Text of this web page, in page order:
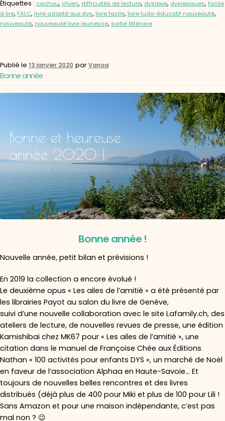
Étiquettes : cachou, chien, difficultés de lecture, dyslexie, dyslexiques, facile
à lire, FALC, livre adapté aux dys, livre facile, livre ludo-éducatif nouveauté,
nouveauté, nouveauté livre jeunesse, sortie littéraire
Publié le 13 janvier 2020 parVanoa
Bonne année
Bonne année !
Nouvelle année, petit bilan et prévisions !
En 2019 la collection a encore évolué !
Le deuxième opus « Les ailes de l’amitié » a été présenté par
les librairies Payot au salon du livre de Genève,
suivi d’une nouvelle collaboration avec le site Lafamily.ch, des
ateliers de lecture, de nouvelles revues de presse, une édition
Kamishibai chez MK67 pour « Les ailes de l’amitié », une
citation dans le manuel de Françoise Chée aux Éditions
Nathan « 100 activités pour enfants DYS », un marché de Noël
en faveur de l’association Alphaa en Haute-Savoie… Et
toujours de nouvelles belles rencontres et des livres
distribués (déjà plus de 400 pour Miki et plus de 100 pour Lili !
Sans Amazon et pour une maison indépendante, c’est pas
mal non ? 😉